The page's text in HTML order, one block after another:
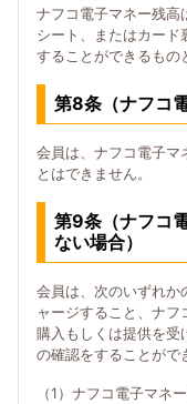
ナフコ電子マネー残高
シート、またはカード
することができるもの
第8条（ナフコ
会員は、ナフコ電子マ
とはできません。
第9条（ナフコ
ない場合）
会員は、次のいずれか
ャージすること、ナ
購入もしくは提供を受
の確認をすることがで
（1）ナフコ電子マネ